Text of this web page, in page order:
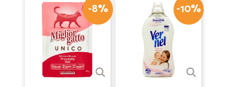
-8% -10%